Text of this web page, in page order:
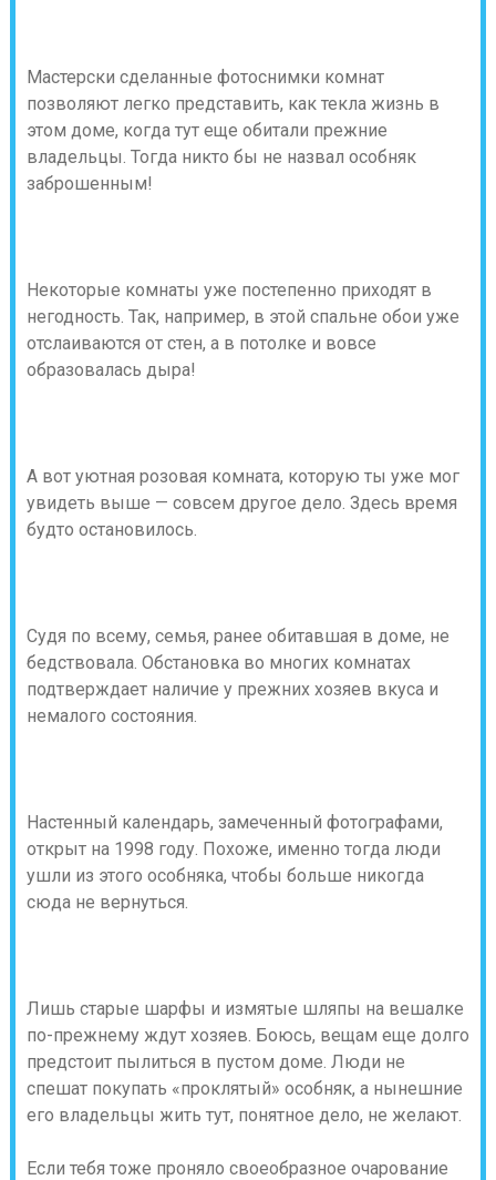
Мастерски сделанные фотоснимки комнат
позволяют легко представить, как текла жизнь в
этом доме, когда тут еще обитали прежние
владельцы. Тогда никто бы не назвал особняк
заброшенным!
Некоторые комнаты уже постепенно приходят в
негодность. Так, например, в этой спальне обои уже
отслаиваются от стен, а в потолке и вовсе
образовалась дыра!
А вот уютная розовая комната, которую ты уже мог
увидеть выше — совсем другое дело. Здесь время
будто остановилось.
Судя по всему, семья, ранее обитавшая в доме, не
бедствовала. Обстановка во многих комнатах
подтверждает наличие у прежних хозяев вкуса и
немалого состояния.
Настенный календарь, замеченный фотографами,
открыт на 1998 году. Похоже, именно тогда люди
ушли из этого особняка, чтобы больше никогда
сюда не вернуться.
Лишь старые шарфы и измятые шляпы на вешалке
по-прежнему ждут хозяев. Боюсь, вещам еще долго
предстоит пылиться в пустом доме. Люди не
спешат покупать «проклятый» особняк, а нынешние
его владельцы жить тут, понятное дело, не желают.
Если тебя тоже проняло своеобразное очарование